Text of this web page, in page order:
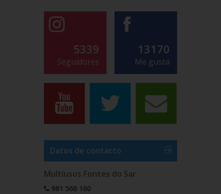
5339
Seguidores
13170
Me gusta
Datos de contacto
Multiusos Fontes do Sar
981 568 160